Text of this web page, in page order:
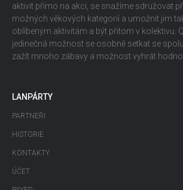
aktivit přímo na akci, se snažíme sdružovat
možných věkových kategorií a umožnit jim
oblíbeným aktivitám a být přitom v kolektivu.
jedinečná možnost se osobně setkat se
zažít mnoho zábavy a možnost vyhrát
LANPÁRTY
PARTNEŘI
HISTORIE
KONTAKTY
ÚČET